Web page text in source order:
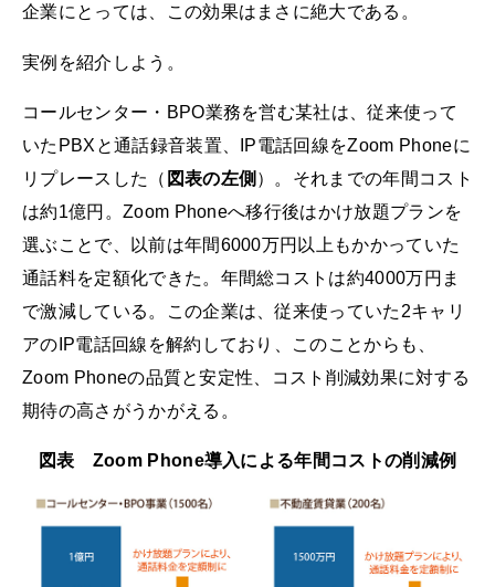
企業にとっては、この効果はまさに絶大である。
実例を紹介しよう。
コールセンター・BPO業務を営む某社は、従来使って
いたPBXと通話録音装置、IP電話回線をZoom Phoneに
リプレースした（ 図表の左側 ）。それまでの年間コスト
は約1億円。Zoom Phoneへ移行後はかけ放題プランを
選ぶことで、以前は年間6000万円以上もかかっていた
通話料を定額化できた。年間総コストは約4000万円ま
で激減している。この企業は、従来使っていた2キャリ
アのIP電話回線を解約しており、このことからも、
Zoom Phoneの品質と安定性、コスト削減効果に対する
期待の高さがうかがえる。
図表 Zoom Phone導入による年間コストの削減例